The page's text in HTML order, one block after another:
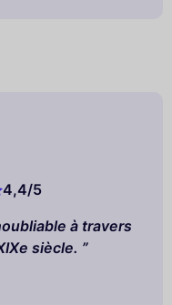
4,4/5
à travers
siècle.